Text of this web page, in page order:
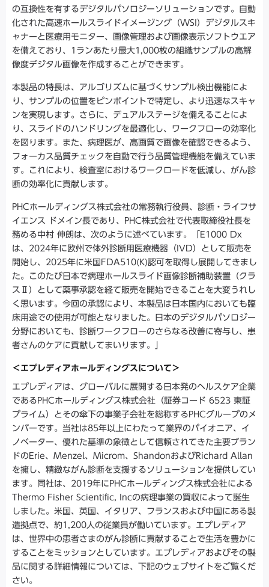
の互換性を有するデジタルパソロジーソリューションです。自動
化された高速ホールスライドイメージング（WSI）デジタルスキ
ャナーと医療用モニター、画像管理および画像表示ソフトウエア
を備えており、1ランあたり最大1,000枚の組織サンプルの高解
像度デジタル画像を作成することができます。
本製品の特長は、アルゴリズムに基づくサンプル検出機能によ
り、サンプルの位置をピンポイントで特定し、より迅速なスキャ
ンを実現します。さらに、デュアルステージを備えることによ
り、スライドのハンドリングを最適化し、ワークフローの効率化
を図ります。また、病理医が、高画質で画像を確認できるよう、
フォーカス品質チェックを自動で行う品質管理機能を備えていま
す。これにより、検査室におけるワークロードを低減し、がん診
断の効率化に貢献します。
PHCホールディングス株式会社の常務執行役員、診断・ライフサ
イエンス ドメイン長であり、PHC株式会社で代表取締役社長を
務める中村 伸朗は、次のように述べています。「E1000 Dx
は、2024年に欧州で体外診断用医療機器（IVD）として販売を
開始し、2025年に米国FDA510(K)認可を取得し展開してきまし
た。このたび日本で病理ホールスライド画像診断補助装置（クラ
スⅡ）として薬事承認を経て販売を開始できることを大変うれし
く思います。今回の承認により、本製品は日本国内においても臨
床用途での使用が可能となりました。日本のデジタルパソロジー
分野においても、診断ワークフローのさらなる改善に寄与し、患
者さんのケアに貢献してまいります。」
＜エプレディアホールディングスについて＞
エプレディアは、グローバルに展開する日本発のヘルスケア企業
であるPHCホールディングス株式会社（証券コード 6523 東証
プライム）とその傘下の事業子会社を総称するPHCグループのメ
ンバーです。当社は85年以上にわたって業界のパイオニア、イ
ノベーター、優れた基準の象徴として信頼されてきた主要ブラン
ドのErie、Menzel、Microm、ShandonおよびRichard Allan
を擁し、精緻ながん診断を支援するソリューションを提供してい
ます。同社は、2019年にPHCホールディングス株式会社による
Thermo Fisher Scientific, Incの病理事業の買収によって誕生
しました。米国、英国、イタリア、フランスおよび中国にある製
造拠点で、約1,200人の従業員が働いています。エプレディア
は、世界中の患者さまのがん診断に貢献することで生活を豊かに
することをミッションとしています。エプレディアおよびその製
品に関する詳細情報については、下記のウェブサイトをご覧くだ
さい。